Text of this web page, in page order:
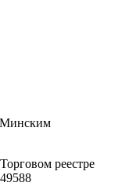
Минским
реестре